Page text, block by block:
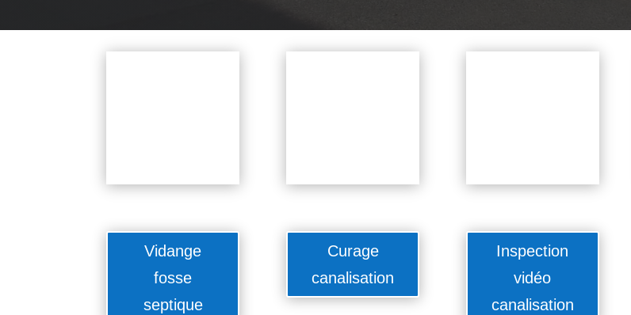
Vidange
fosse
septique
Curage
canalisation
Inspection
vidéo
canalisation